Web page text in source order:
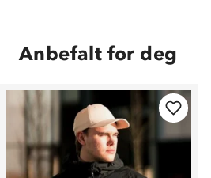
Anbefalt for deg